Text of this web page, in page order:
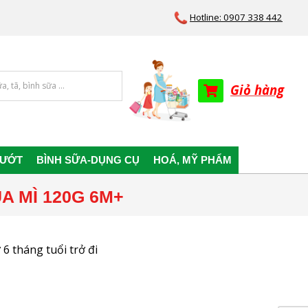
Hotline: 0907 338 442
Giỏ hàng
BÌNH SỮA-DỤNG CỤ HOÁ, MỸ PHẨM
MÌ 120G 6M+
tháng tuổi trở đi